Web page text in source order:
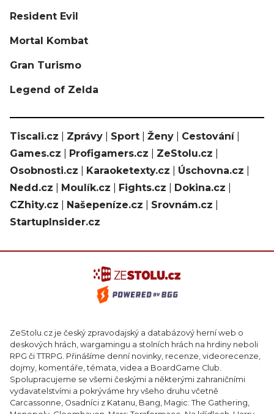
Resident Evil
Mortal Kombat
Gran Turismo
Legend of Zelda
Tiscali.cz Zprávy Sport Ženy Cestování|
Games.cz
Profigamers.cz ZeStolu.cz
Osobnosti.cz
Karaoketexty.cz Úschovna.cz
Nedd.cz
Moulík.cz Fights.cz Dokina.cz
CZhity.cz
Našepeníze.cz Srovnám.cz
StartupInsider.cz
ZeStolu.cz je český zpravodajský a databázový herní web o
deskových hrách, wargamingu a stolních hrách na hrdiny neboli
RPG či TTRPG. Přinášíme denní novinky, recenze, videorecenze,
dojmy, komentáře, témata, videa a BoardGame Club.
Spolupracujeme se všemi českými a některými zahraničními
vydavatelstvími a pokrýváme hry všeho druhu včetně
Carcassonne, Osadníci z Katanu, Bang, Magic: The Gathering,